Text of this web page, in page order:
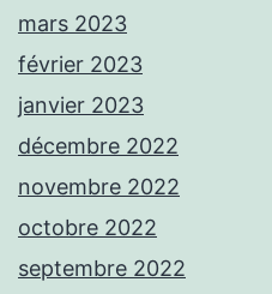
mars 2023
février 2023
janvier 2023
décembre 2022
novembre 2022
octobre 2022
septembre 2022